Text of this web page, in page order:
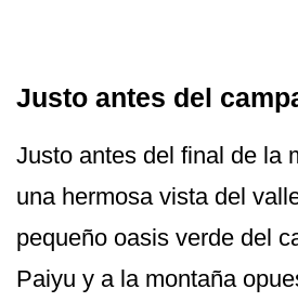
Justo antes del
Justo antes del final de la
una hermosa vista del
pequeño oasis verde del
Paiyu y a la montaña